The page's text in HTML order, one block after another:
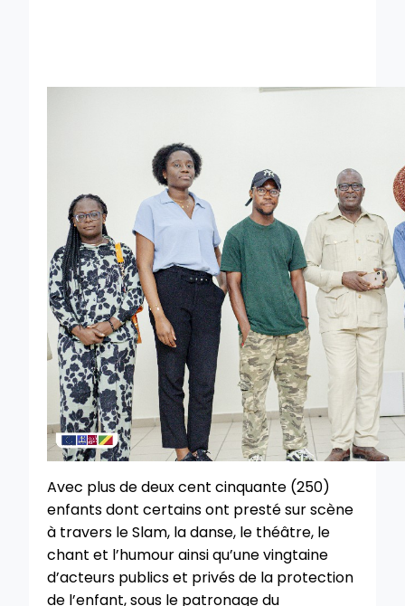
Avec plus de deux cent cinquante (250)
enfants dont certains ont presté sur scène
à travers le Slam, la danse, le théâtre, le
chant et l’humour ainsi qu’une vingtaine
d’acteurs publics et privés de la protection
de l’enfant, sous le patronage du